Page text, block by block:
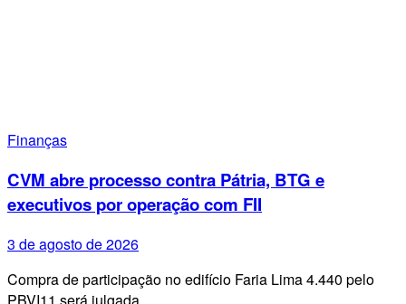
Finanças
CVM abre processo contra Pátria, BTG e
executivos por operação com FII
3 de agosto de 2026
Compra de participação no edifício Faria Lima 4.440 pelo
PBVI11 será julgada…